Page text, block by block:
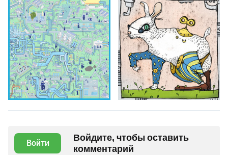
Войти
Войдите, чтобы оставить
комментарий